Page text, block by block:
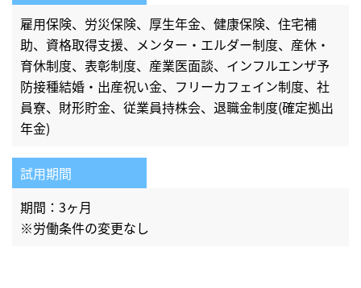
雇用保険、労災保険、厚生年金、健康保険、住宅補
助、資格取得支援、メンター・エルダー制度、産休・
育休制度、表彰制度、産業医面談、インフルエンザ予
防接種結婚・出産祝い金、フリーカフェイン制度、社
員寮、財形貯金、従業員持株会、退職金制度(確定拠出
年金)
試用期間
期間：3ヶ月
※労働条件の変更なし